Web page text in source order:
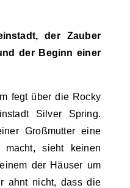
der Zauber
der Beginn einer
fegt über die Rocky
Silver Spring.
Großmutter eine
sieht keinen
der Häuser um
ahnt nicht, dass die